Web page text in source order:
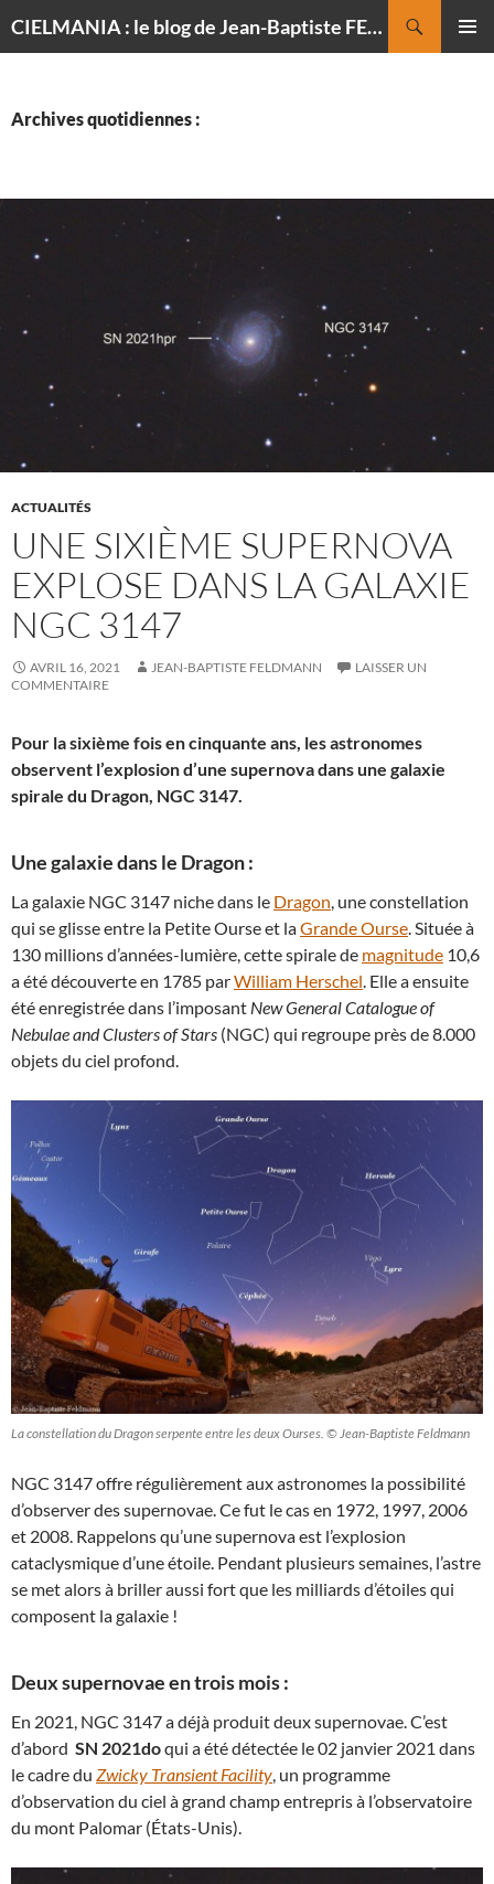
CIELMANIA : le blog de Jean-Baptiste FELDMANN, photographe du ciel
Archives quotidiennes :
ACTUALITÉS
UNE SIXIÈME SUPERNOVA
EXPLOSE DANS LA GALAXIE
NGC 3147
AVRIL 16, 2021 JEAN-BAPTISTE FELDMANN
LAISSER UN
COMMENTAIRE
Pour la sixième fois en cinquante ans, les astronomes
observent l’explosion d’une supernova dans une galaxie
spirale du Dragon, NGC 3147.
Une galaxie dans le Dragon :
La galaxie NGC 3147 niche dans le Dragon, une constellation
qui se glisse entre la Petite Ourse et laGrande Ourse. Située à
130 millions d’années-lumière, cette spirale de magnitude 10,6
a été découverte en 1785 parWilliam Herschel. Elle a ensuite
été enregistrée dans l’imposant New General Catalogue of
Nebulae and Clusters of Stars (NGC) qui regroupe près de 8.000
objets du ciel profond.
La constellation du Dragon serpente entre les deux Ourses. © Jean-Baptiste Feldmann
NGC 3147 offre régulièrement aux astronomes la possibilité
d’observer des supernovae. Ce fut le cas en 1972, 1997, 2006
et 2008. Rappelons qu’une supernova est l’explosion
cataclysmique d’une étoile. Pendant plusieurs semaines, l’astre
se met alors à briller aussi fort que les milliards d’étoiles qui
composent la galaxie !
Deux supernovae en trois mois :
En 2021, NGC 3147 a déjà produit deux supernovae. C’est
d’abord SN 2021doqui a été détectée le 02 janvier 2021 dans
le cadre du Zwicky Transient Facility, un programme
d’observation du ciel à grand champ entrepris à l’observatoire
du mont Palomar (États-Unis).